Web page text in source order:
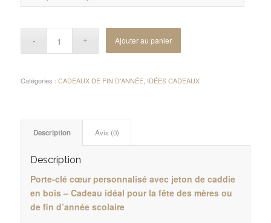
Ajouter au panier
Catégories : CADEAUX DE FIN D'ANNÉE, IDÉES CADEAUX
Description Avis (0)
Description
Porte-clé cœur personnalisé avec jeton de caddie
en bois – Cadeau idéal pour la fête des mères ou
de fin d’année scolaire